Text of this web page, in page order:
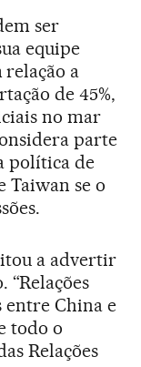
ser
equipe
relação a
de 45%,
no mar
parte
política de
Taiwan se o
a advertir
entre China e
todo o
Relações